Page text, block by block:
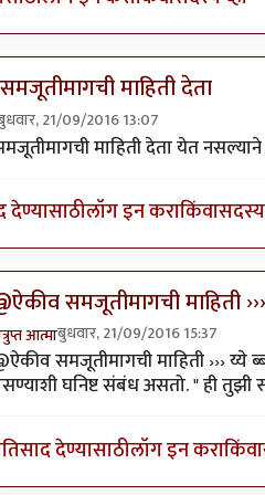
माहिती देता
21/09/2016 13:07
to@आत्मबंधवाल्यानी `कोहळाby
माहिती देता येत
देण्यासाठीलॉग इन कराकिंवासदस्य
समजूतीमागची माहिती ›››
आत्माबुधवार, 21/09/2016 15:37
reply toऐकीव समजूतीमागची
समजूतीमागची माहिती ››› य्ये
घनिष्ट संबंध असतो. " ही तुझी
देण्यासाठीलॉग इन कराकिंवा